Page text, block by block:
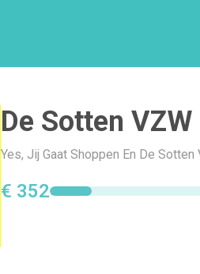
De Sotten VZW
Yes, Jij Gaat Shoppen En De Sotten
€ 352